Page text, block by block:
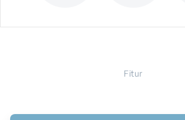
Fitur